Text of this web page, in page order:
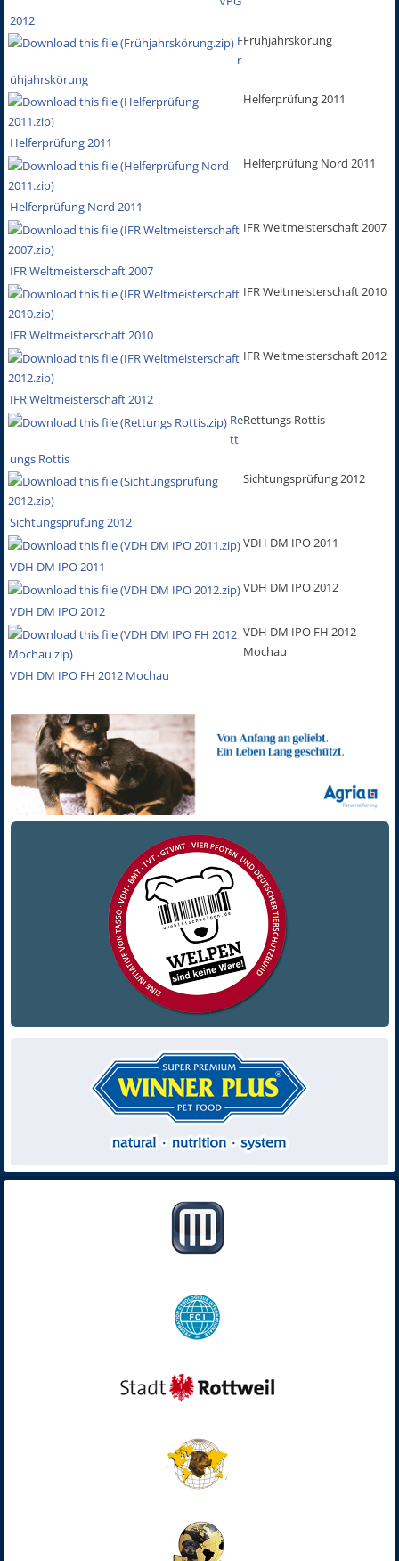
2012
F
r
ühjahrskörung
Frühjahrskörung
Helferprüfung 2011
Helferprüfung 2011
Helferprüfung Nord 2011
Helferprüfung Nord 2011
IFR Weltmeisterschaft 2007
IFR Weltmeisterschaft 2007
IFR Weltmeisterschaft 2010
IFR Weltmeisterschaft 2010
IFR Weltmeisterschaft 2012
IFR Weltmeisterschaft 2012
Re
tt
ungs Rottis
Rettungs Rottis
Sichtungsprüfung 2012
Sichtungsprüfung 2012
VDH DM IPO 2011
VDH DM IPO 2011
VDH DM IPO 2012
VDH DM IPO 2012
VDH DM IPO FH 2012 Mochau
VDH DM IPO FH 2012
Mochau